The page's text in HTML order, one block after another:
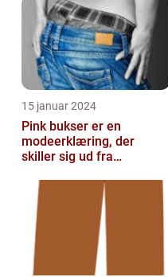
15 januar 2024
Pink bukser er en
modeerklæring, der
skiller sig ud fra
både stil og personligh...